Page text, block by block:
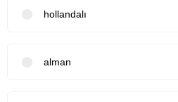
hollandalı
alman